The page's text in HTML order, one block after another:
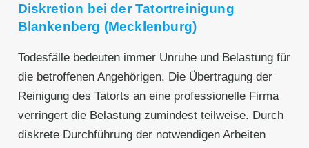
Diskretion bei der Tatortreinigung
Blankenberg (Mecklenburg)
Todesfälle bedeuten immer Unruhe und Belastung für
die betroffenen Angehörigen. Die Übertragung der
Reinigung des Tatorts an eine professionelle Firma
verringert die Belastung zumindest teilweise. Durch
diskrete Durchführung der notwendigen Arbeiten